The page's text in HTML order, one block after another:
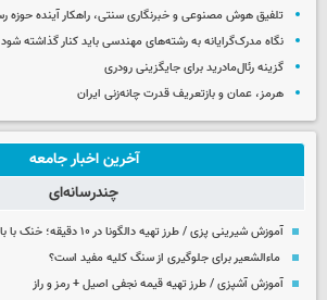
تلفیق هوش مصنوعی و خبرنگاری سنتی، راهکار آینده حوزه
نگاه مدرک‌گرایانه به رشته‌های مهندسی باید کنار گذاشته شود
گزینه رئال‌مادرید برای جایگزینی رودری
هرمز، عمان و بازتعریف قدرت چانه‌زنی ایران
آخرین اخبار جامعه
چندرسانه‌ای
آموزش شیرینی پزی / طرز تهیه دالگونا در ۱۰ دقیقه؛ خنک با بافت کرمی
ماءالشعیر برای جلوگیری از سنگ کلیه مفید است؟
آموزش آشپزی / طرز تهیه قیمه نجفی اصیل + رمز و راز